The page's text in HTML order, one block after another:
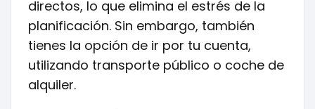
directos, lo que elimina el estrés de la
planificación. Sin embargo, también
tienes la opción de ir por tu cuenta,
utilizando transporte público o coche de
alquiler.